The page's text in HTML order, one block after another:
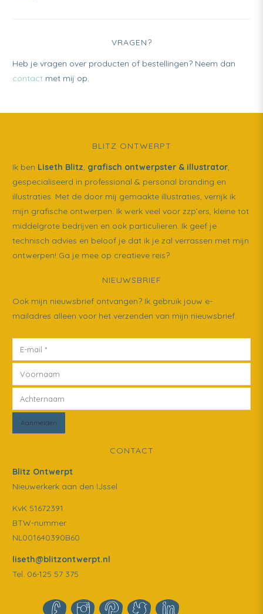
VRAGEN?
Heb je vragen over producten of bestellingen? Neem dan
contact met mij op.
BLITZ ONTWERPT
Ik ben Liseth Blitz, grafisch ontwerpster & illustrator,
gespecialiseerd in professional & personal branding en
illustraties. Met de door mij gemaakte illustraties, verrijk ik
mijn grafische ontwerpen. Ik werk veel voor zzp’ers, kleine tot
middelgrote bedrijven en ook particulieren. Ik geef je
technisch advies en beloof je dat ik je zal verrassen met mijn
ontwerpen! Ga je mee op creatieve reis?
NIEUWSBRIEF
Ook mijn nieuwsbrief ontvangen? Ik gebruik jouw e-
mailadres alleen voor het verzenden van mijn nieuwsbrief.
CONTACT
Blitz Ontwerpt
Nieuwerkerk aan den IJssel
KvK 51672391
BTW-nummer
NL001640390B60
liseth@blitzontwerpt.nl
Tel. 06-125 57 375